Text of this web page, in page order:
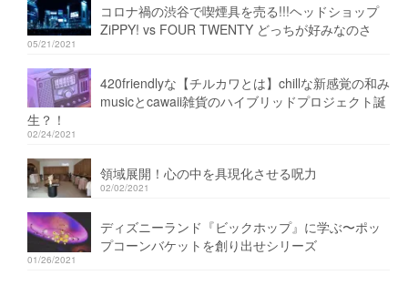
コロナ禍の渋谷で喫煙具を売る!!!ヘッドショップ
ZiPPY! vs FOUR TWENTY どっちが好みなのさ
05/21/2021
420friendlyな【チルカワとは】chillな新感覚の和み
musicとcawaii雑貨のハイブリッドプロジェクト誕
生？！
02/24/2021
領域展開！心の中を具現化させる呪力
02/02/2021
ディズニーランド『ビックホップ』に学ぶ〜ポッ
プコーンバケットを創り出せシリーズ
01/26/2021